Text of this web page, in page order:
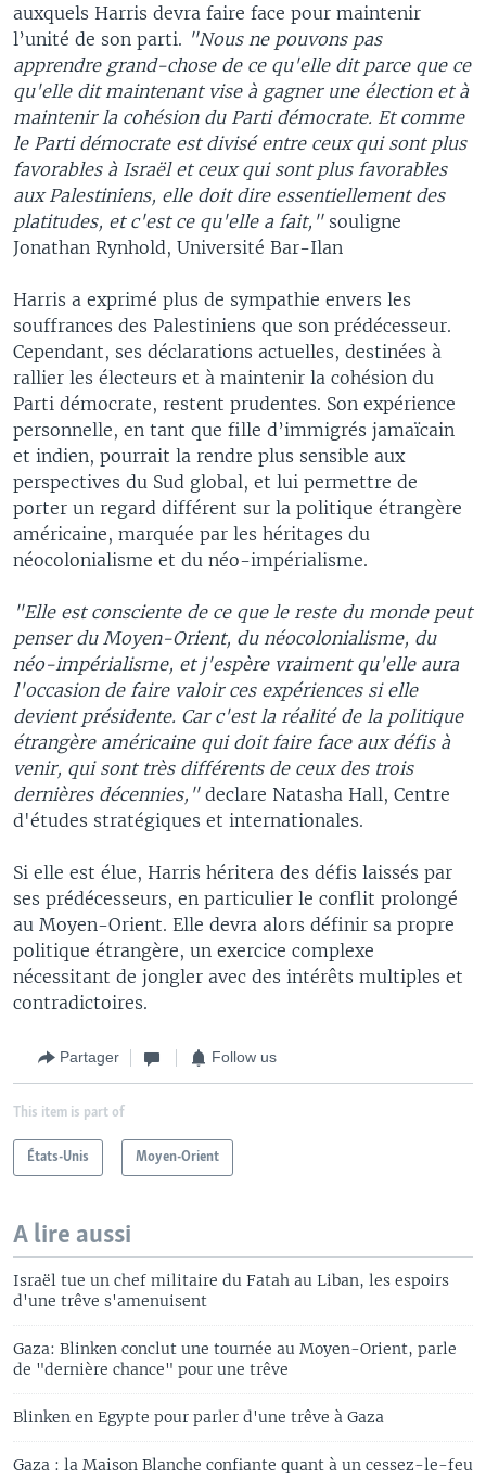
auxquels Harris devra faire face pour maintenir
l’unité de son parti. "Nous ne pouvons pas
apprendre grand-chose de ce qu'elle dit parce que ce
qu'elle dit maintenant vise à gagner une élection et à
maintenir la cohésion du Parti démocrate. Et comme
le Parti démocrate est divisé entre ceux qui sont plus
favorables à Israël et ceux qui sont plus favorables
aux Palestiniens, elle doit dire essentiellement des
platitudes, et c'est ce qu'elle a fait,"souligne
Jonathan Rynhold, Université Bar-Ilan
Harris a exprimé plus de sympathie envers les
souffrances des Palestiniens que son prédécesseur.
Cependant, ses déclarations actuelles, destinées à
rallier les électeurs et à maintenir la cohésion du
Parti démocrate, restent prudentes. Son expérience
personnelle, en tant que fille d’immigrés jamaïcain
et indien, pourrait la rendre plus sensible aux
perspectives du Sud global, et lui permettre de
porter un regard différent sur la politique étrangère
américaine, marquée par les héritages du
néocolonialisme et du néo-impérialisme.
"Elle est consciente de ce que le reste du monde peut
penser du Moyen-Orient, du néocolonialisme, du
néo-impérialisme, et j'espère vraiment qu'elle aura
l'occasion de faire valoir ces expériences si elle
devient présidente. Car c'est la réalité de la politique
étrangère américaine qui doit faire face aux défis à
venir, qui sont très différents de ceux des trois
dernières décennies," declare Natasha Hall, Centre
d'études stratégiques et internationales.
Si elle est élue, Harris héritera des défis laissés par
ses prédécesseurs, en particulier le conflit prolongé
au Moyen-Orient. Elle devra alors définir sa propre
politique étrangère, un exercice complexe
nécessitant de jongler avec des intérêts multiples et
contradictoires.
Partager Follow us
This item is part of
États-Unis Moyen-Orient
A lire aussi
Israël tue un chef militaire du Fatah au Liban, les espoirs
d'une trêve s'amenuisent
Gaza: Blinken conclut une tournée au Moyen-Orient, parle
de "dernière chance" pour une trêve
Blinken en Egypte pour parler d'une trêve à Gaza
Gaza : la Maison Blanche confiante quant à un cessez-le-feu